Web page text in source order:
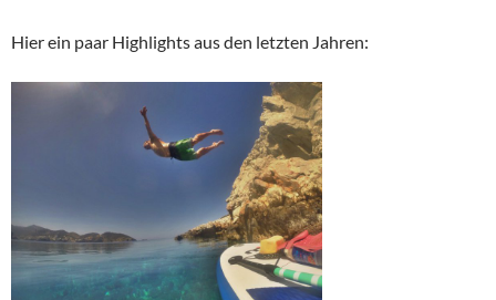
Hier ein paar Highlights aus den letzten Jahren: